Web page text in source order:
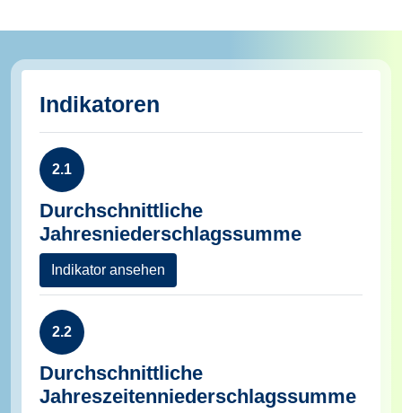
Indikatoren
2.1
Durchschnittliche
Jahresniederschlagssumme
Indikator ansehen
2.2
Durchschnittliche
Jahreszeitenniederschlagssumme